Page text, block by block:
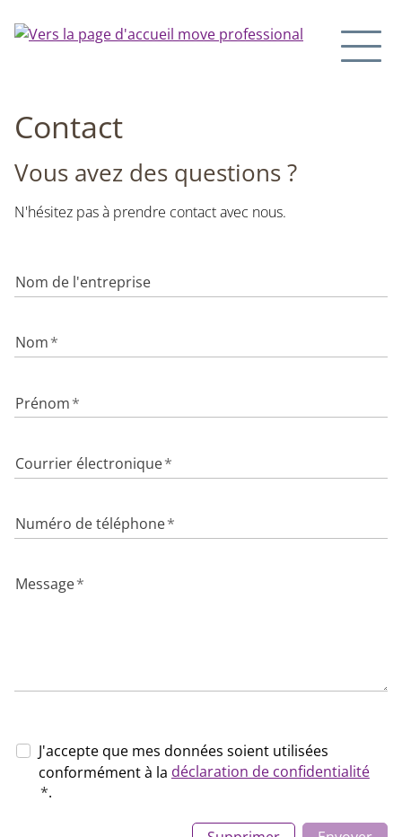
Contact
Vous avez des questions ?
N'hésitez pas à prendre contact avec nous.
Nom de l'entreprise
Nom*
Prénom*
Courrier électronique*
Numéro de téléphone*
Message*
J'accepte que mes données soient utilisées
conformément à la déclaration de confidentialité
*.